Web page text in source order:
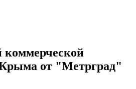
коммерческой
от "Метрград"